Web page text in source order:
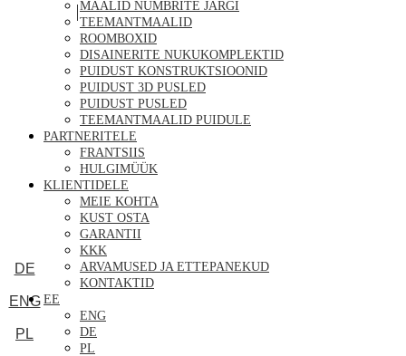
DE
ENG
PL
MAALID NUMBRITE JÄRGI
TEEMANTMAALID
ROOMBOXID
DISAINERITE NUKUKOMPLEKTID
PUIDUST KONSTRUKTSIOONID
PUIDUST 3D PUSLED
PUIDUST PUSLED
TEEMANTMAALID PUIDULE
PARTNERITELE
FRANTSIIS
HULGIMÜÜK
KLIENTIDELE
MEIE KOHTA
KUST OSTA
GARANTII
KKK
ARVAMUSED JA ETTEPANEKUD
KONTAKTID
EE
ENG
DE
PL